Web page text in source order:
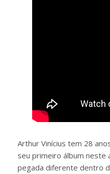
Arthur Vinícius tem 28
seu primeiro álbum neste
pegada diferente dentro